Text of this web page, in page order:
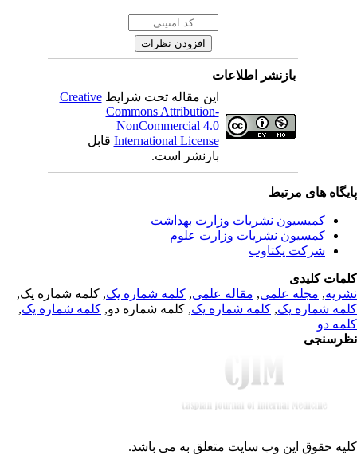
بازنشر اطلاعات
این مقاله تحت شرایطCreative
Commons Attribution-
NonCommercial 4.0
International Licenseقابل
بازنشر است.
های مرتبط
کمیسیون نشریات وزارت بهداشت
کمسیون نشریات وزارت علوم
شرکت یکتاوب
کلیدی
,مجله علمی, مقاله علمی, کلمه شماره یک, کلمه شماره یک,
شماره یک,کلمه شماره یک, کلمه شماره دو,کلمه شماره یک,
دو
حقوق این وب سایت متعلق بهمی باشد.